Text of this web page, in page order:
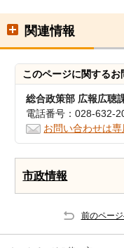
関連情報
このページに関するお
総合政策部 広報広聴
電話番号：028-632-
お問い合わせは専
市政情報
前のペー